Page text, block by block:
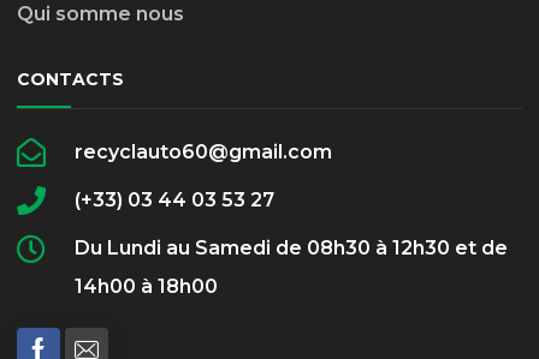
Qui somme nous
CONTACTS
recyclauto60@gmail.com
(+33) 03 44 03 53 27
Du Lundi au Samedi de 08h30 à 12h30 et de
14h00 à 18h00